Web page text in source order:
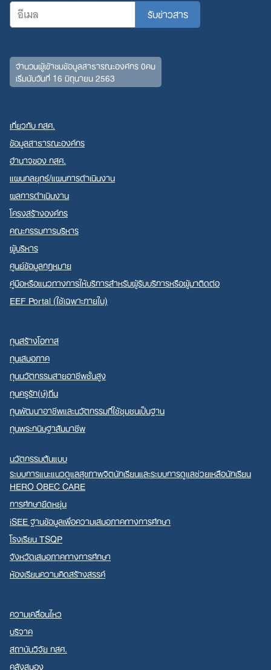
Search
for:
จำนวนผู้เข้าชมข้อมูลสาธารณะองค์กร 0คน
เริ่มนับวันที่ 16 มิถุนายน 2563
เกี่ยวกับ กสศ.
ข้อมูลสาธารณะองค์กร
อำนาจของ กสศ.
แผนกลยุทธ์/แผนการดำเนินงาน
ผลการดำเนินงาน
โครงสร้างองค์กร
คณะกรรมการบริหาร
ผู้บริหาร
ศูนย์ข้อมูลกฎหมาย
คู่มือหรือแนวทางการให้บริการสำหรับผู้รับบริการหรือผู้มาติดต่อ
EEF Portal (ใช้เฉพาะภายใน)
ทุนสร้างโอกาส
ทุนเสมอภาค
ทุนนวัตกรรมสายอาชีพชั้นสูง
ทุนครูรัก(ษ์)ถิ่น
ทุนพัฒนาอาชีพและนวัตกรรมที่ใช้ชุมชนเป็นฐาน
ทุนพระกนิษฐาสัมมาชีพ
นวัตกรรมต้นแบบ
ระบบการแนะแนวดูแลสุขภาพจิตนักเรียนและระบบการดูแลช่วยเหลือนักเรียน
HERO OBEC CARE
การศึกษายืดหยุ่น
iSEE ฐานข้อมูลเพื่อความเสมอภาคทางการศึกษา
โรงเรียน TSQP
จังหวัดเสมอภาคทางการศึกษา
ห้องเรียนความคิดสร้างสรรค์
ความเคลื่อนไหว
บริจาค
สถาบันวิจัย กสศ.
คลังสมอง